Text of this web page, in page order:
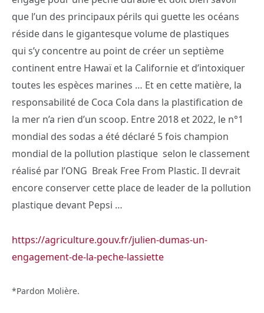
que l’un des principaux périls qui guette les océans
réside dans le gigantesque volume de plastiques
qui s’y concentre au point de créer un septième
continent entre Hawaï et la Californie et d’intoxiquer
toutes les espèces marines … Et en cette matière, la
responsabilité de Coca Cola dans la plastification de
la mer n’a rien d’un scoop. Entre 2018 et 2022, le n°1
mondial des sodas a été déclaré 5 fois champion
mondial de la pollution plastique selon le classement
réalisé par l’ONG Break Free From Plastic. Il devrait
encore conserver cette place de leader de la pollution
plastique devant Pepsi …
https://agriculture.gouv.fr/julien-dumas-un-
engagement-de-la-peche-lassiette
*Pardon Molière.